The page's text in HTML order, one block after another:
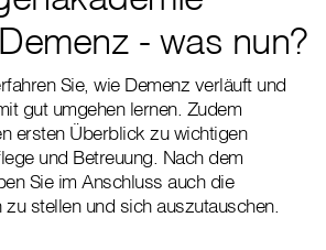
- was nun?
Sie, wie Demenz verläuft und
gut umgehen lernen. Zudem
ersten Überblick zu wichtigen
und Betreuung. Nach dem
Sie im Anschluss auch die
stellen und sich auszutauschen.